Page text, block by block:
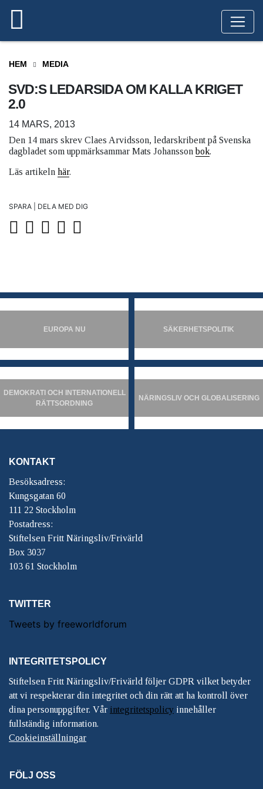
HEM MEDIA
SVD:S LEDARSIDA OM KALLA KRIGET
2.0
14 MARS, 2013
Den 14 mars skrev Claes Arvidsson, ledarskribent på Svenska
dagbladet som uppmärksammar Mats Johanssonbok.
Läs artikeln här.
SPARA | DELA MED DIG
EUROPA NU SÄKERHETSPOLITIK
DEMOKRATI OCH INTERNATIONELL
RÄTTSORDNING
NÄRINGSLIV OCH GLOBALISERING
KONTAKT
Besöksadress:
Kungsgatan 60
111 22 Stockholm
Postadress:
Stiftelsen Fritt Näringsliv/Frivärld
Box 3037
103 61 Stockholm
TWITTER
Tweets by freeworldforum
INTEGRITETSPOLICY
Stiftelsen Fritt Näringsliv/Frivärld följer GDPR vilket betyder
att vi respekterar din integritet och din rätt att ha kontroll över
dina personuppgifter. Vår integritetspolicy innehåller
fullständig information.
Cookieinställningar
FÖLJ OSS